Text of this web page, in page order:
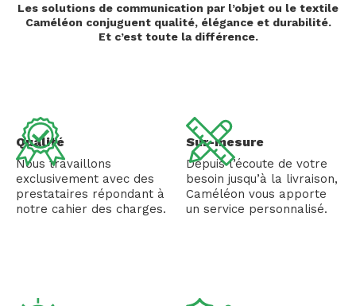
Les solutions de communication par l’objet ou le textile
Caméléon conjuguent qualité, élégance et durabilité.
Et c’est toute la différence.
Qualité
Nous travaillons
exclusivement avec des
prestataires répondant à
notre cahier des charges.
Sur-mesure
Depuis l’écoute de votre
besoin jusqu’à la livraison,
Caméléon vous apporte
un service personnalisé.